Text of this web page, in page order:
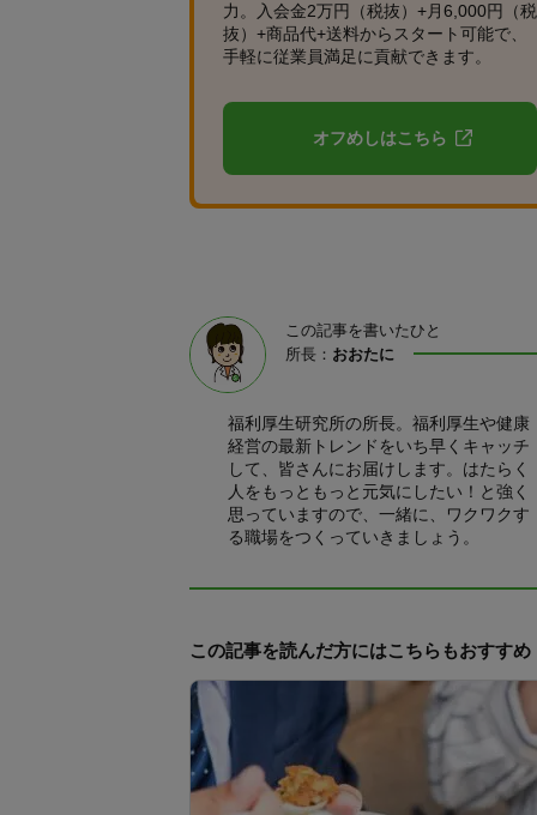
力。入会金2万円（税抜）+月6,000円（税
抜）+商品代+送料からスタート可能で、
手軽に従業員満足に貢献できます。
オフめしはこちら
この記事を書いたひと
所長： おおたに
福利厚生研究所の所長。福利厚生や健康
経営の最新トレンドをいち早くキャッチ
して、皆さんにお届けします。はたらく
人をもっともっと元気にしたい！と強く
思っていますので、一緒に、ワクワクす
る職場をつくっていきましょう。
この記事を読んだ方にはこちらもおすすめ